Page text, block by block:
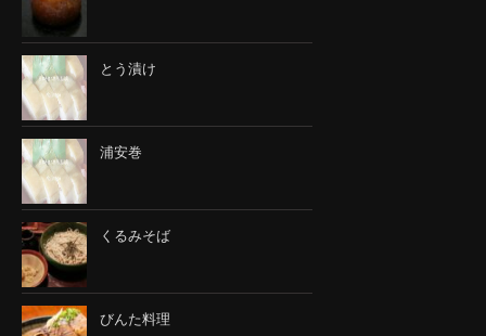
とう漬け
浦安巻
くるみそば
びんた料理